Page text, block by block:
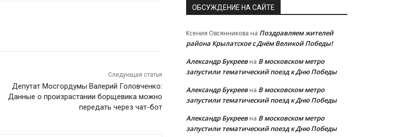
Следующая статья
Депутат Мосгордумы Валерий Головченко:
Данные о произрастании борщевика можно
передать через чат-бот
ОБСУЖДЕНИЕ НА САЙТЕ
Ксения Овсянникова на Поздравляем жителей
района Крылатское с Днём Великой Победы!
Александр Букреевна В московском метро
запустили тематический поезд к Дню Победы
Александр Букреевна В московском метро
запустили тематический поезд к Дню Победы
Александр Букреевна В московском метро
запустили тематический поезд к Дню Победы